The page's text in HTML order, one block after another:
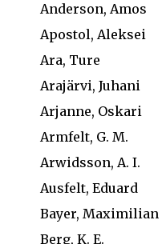
Anderson, Amos
Apostol, Aleksei
Ara, Ture
Arajärvi, Juhani
Arjanne, Oskari
Armfelt, G. M.
Arwidsson, A. I.
Ausfelt, Eduard
Bayer, Maximilian
Berg, K. E.